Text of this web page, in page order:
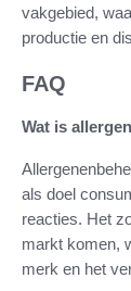
vakgebied,
productie en
FAQ
Wat is
als doel
reacties. Het
markt komen,
merk en het